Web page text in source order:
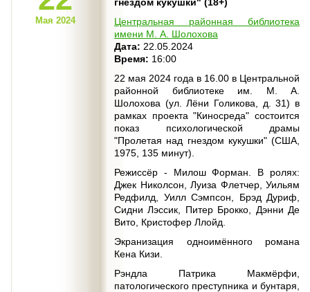
Мая 2024
Центральная районная библиотека
имени М. А. Шолохова
Дата: 22.05.2024
Время: 16:00
22 мая 2024 года в 16.00 в Центральной
районной библиотеке им. М. А.
Шолохова (ул. Лёни Голикова, д. 31) в
рамках проекта "Киносреда" состоится
показ психологической драмы
"Пролетая над гнездом кукушки" (США,
1975, 135 минут).
Режиссёр - Милош Форман. В ролях:
Джек Николсон, Луиза Флетчер, Уильям
Редфилд, Уилл Сэмпсон, Брэд Дуриф,
Сидни Лэссик, Питер Брокко, Дэнни Де
Вито, Кристофер Ллойд.
Экранизация одноимённого романа
Кена Кизи.
Рэндла Патрика Макмёрфи,
патологического преступника и бунтаря,